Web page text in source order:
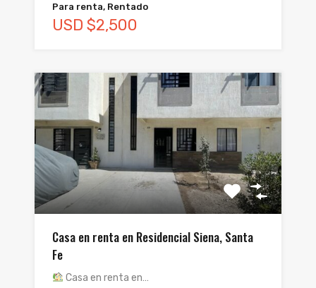
Para renta, Rentado
USD $2,500
Casa en renta en Residencial Siena, Santa
Fe
Casa en renta en…